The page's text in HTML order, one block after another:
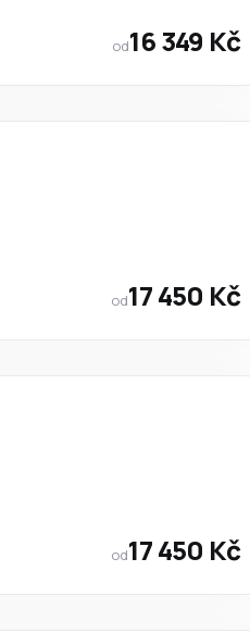
od16 349 Kč
od17 450 Kč
od17 450 Kč